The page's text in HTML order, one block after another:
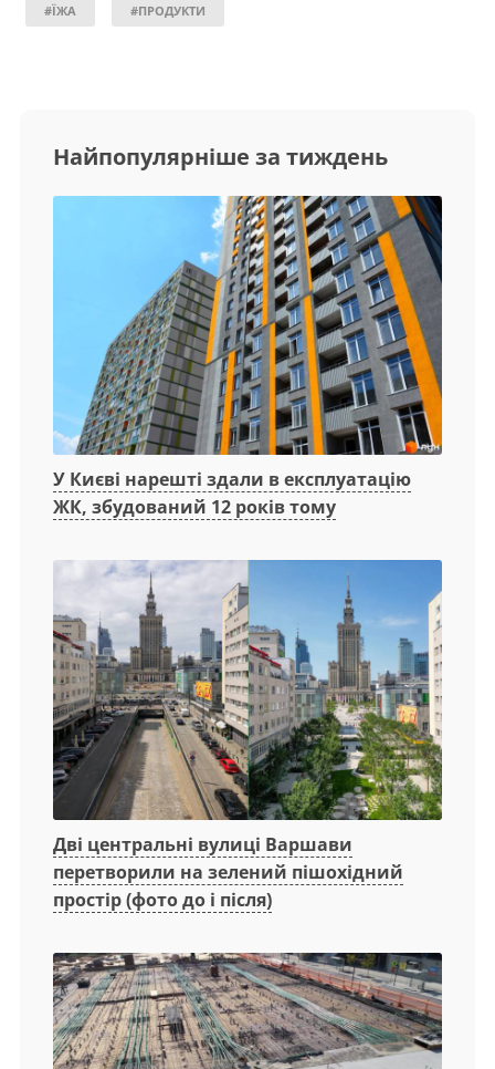
#ЇЖА #ПРОДУКТИ
Найпопулярніше за тиждень
У Києві нарешті здали в експлуатацію
ЖК, збудований 12 років тому
Дві центральні вулиці Варшави
перетворили на зелений пішохідний
простір (фото до і після)